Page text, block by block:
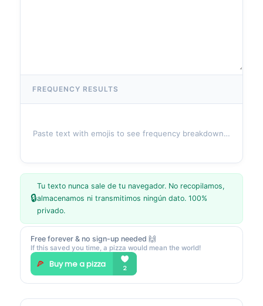
FREQUENCY RESULTS
Paste text with emojis to see frequency breakdown…
🔒
Tu texto nunca sale de tu navegador. No recopilamos,
almacenamos ni transmitimos ningún dato. 100%
privado.
Free forever & no sign-up needed 🙌
If this saved you time, a pizza would mean the world!